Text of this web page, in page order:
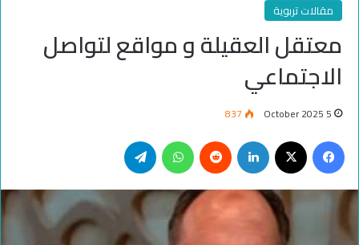
مقالات تربوية
معتقل العقيلة و مواقع لتواصل
الاجتماعي
5 October 2025
837
Facebook
LinkedIn
Reddit
WhatsApp